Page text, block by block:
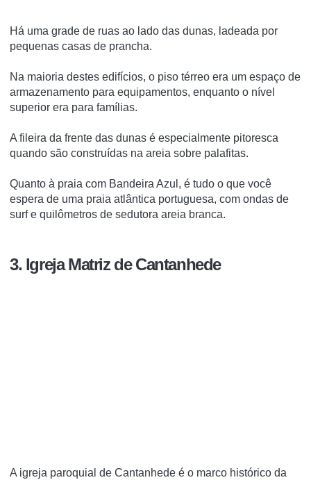
Há uma grade de ruas ao lado das dunas, ladeada por
pequenas casas de prancha.
Na maioria destes edifícios, o piso térreo era um espaço de
armazenamento para equipamentos, enquanto o nível
superior era para famílias.
A fileira da frente das dunas é especialmente pitoresca
quando são construídas na areia sobre palafitas.
Quanto à praia com Bandeira Azul, é tudo o que você
espera de uma praia atlântica portuguesa, com ondas de
surf e quilômetros de sedutora areia branca.
3. Igreja Matriz de Cantanhede
A igreja paroquial de Cantanhede é o marco histórico da